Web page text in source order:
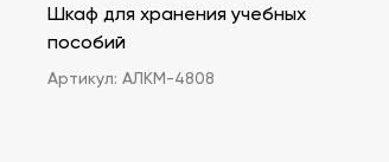
Шкаф для хранения учебных
пособий
Артикул: АЛКМ-4808